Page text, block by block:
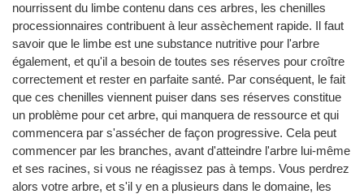
nourrissent du limbe contenu dans ces arbres, les chenilles
processionnaires contribuent à leur assèchement rapide. Il faut
savoir que le limbe est une substance nutritive pour l'arbre
également, et qu'il a besoin de toutes ses réserves pour croître
correctement et rester en parfaite santé. Par conséquent, le fait
que ces chenilles viennent puiser dans ses réserves constitue
un problème pour cet arbre, qui manquera de ressource et qui
commencera par s'assécher de façon progressive. Cela peut
commencer par les branches, avant d'atteindre l'arbre lui-même
et ses racines, si vous ne réagissez pas à temps. Vous perdrez
alors votre arbre, et s'il y en a plusieurs dans le domaine, les